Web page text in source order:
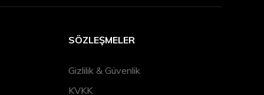
SÖZLEŞMELER
Gizlilik & Güvenlik
KVKK